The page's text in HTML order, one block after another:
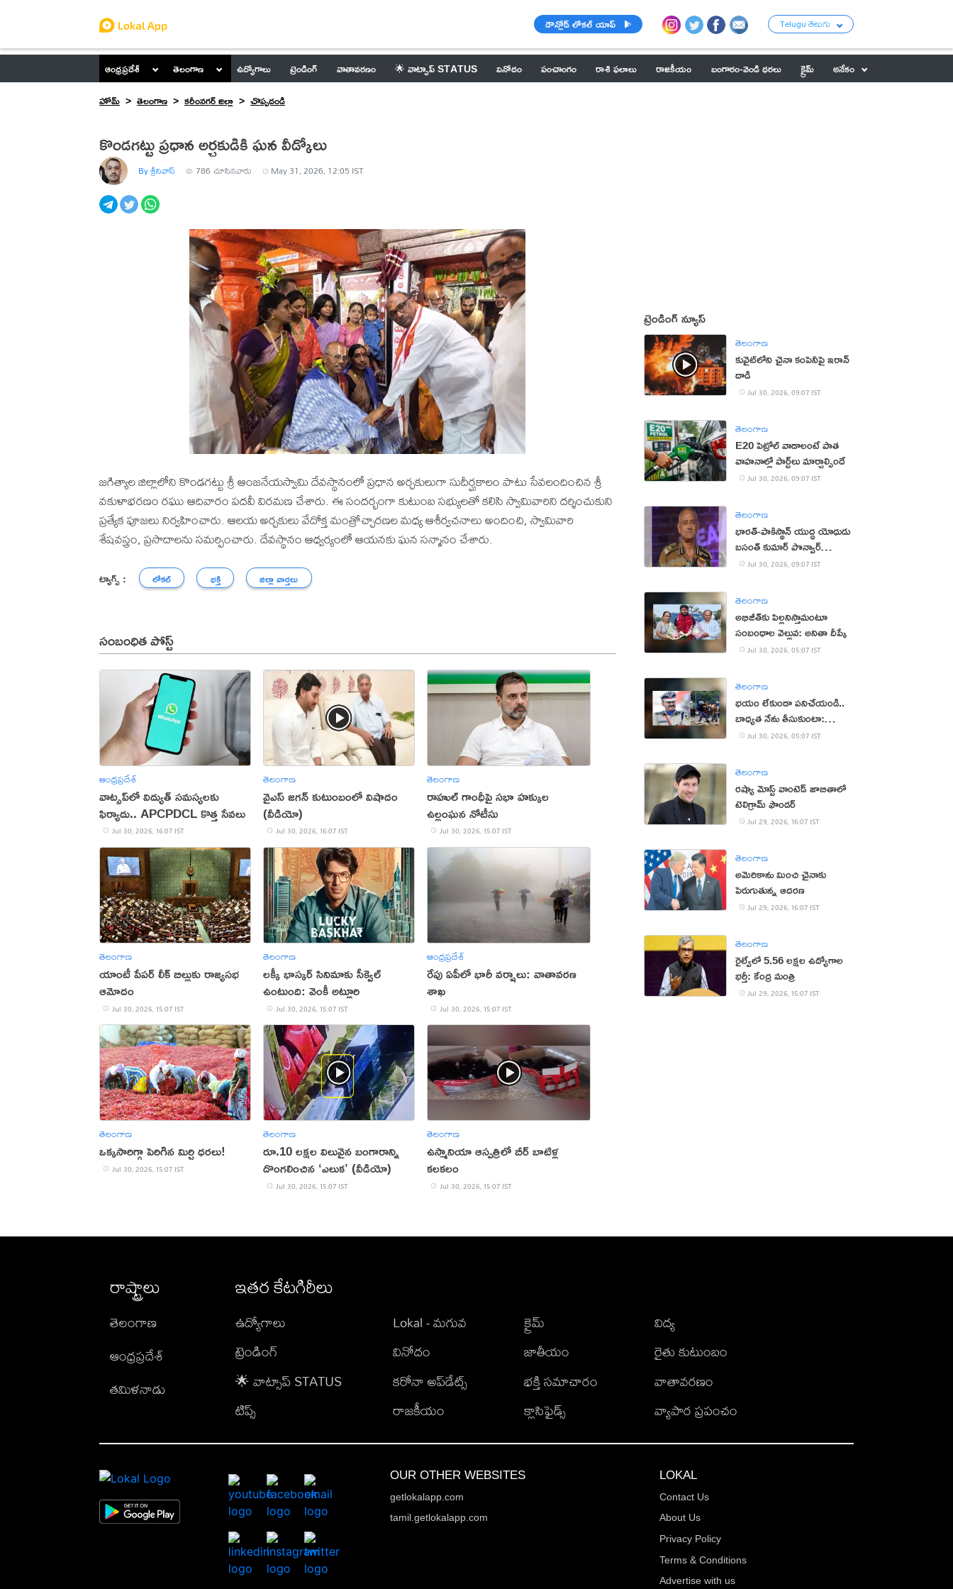
డౌన్లోడ్ లోకల్ యాప్ Telugu తెలుగు
ఆంధ్రప్రదేశ్ తెలంగాణ ఉద్యోగాలు ట్రెండింగ్ వాతావరణం 🌟 వాట్సాప్ STATUS వినోదం పంచాంగం రాశి ఫలాలు రాజకీయం బంగారం-వెండి ధరలు క్రైమ్
అనేకం
హోమ్
తెలంగాణ కరీంనగర్ జిల్లా చొప్పదండి
కొండగట్టు ప్రధాన అర్చకుడికి ఘన వీడ్కోలు
By శ్రీనివాస్ 786 చూసినవారు May 31, 2026, 12:05 IST
జగిత్యాల జిల్లాలోని కొండగట్టు శ్రీ ఆంజనేయస్వామి దేవస్థానంలో ప్రధాన అర్చకులుగా సుదీర్ఘకాలం పాటు సేవలందించిన శ్రీ
వకుళాభరణం రఘు ఆదివారం పదవీ విరమణ చేశారు. ఈ సందర్భంగా కుటుంబ సభ్యులతో కలిసి స్వామివారిని దర్శించుకుని
ప్రత్యేక పూజలు నిర్వహించారు. ఆలయ అర్చకులు వేదోక్త మంత్రోచ్చారణల మధ్య ఆశీర్వచనాలు అందించి, స్వామివారి
శేషవస్త్రం, ప్రసాదాలను సమర్పించారు. దేవస్థానం ఆధ్వర్యంలో ఆయనకు ఘన సన్మానం చేశారు.
ట్యాగ్స్ : లోకల్ భక్తి జిల్లా వార్తలు
సంబంధిత పోస్ట్
ఆంధ్రప్రదేశ్
వాట్సప్‌లో విద్యుత్ సమస్యలకు
ఫిర్యాదు.. APCPDCL కొత్త సేవలు
Jul 30, 2026, 16:07 IST
తెలంగాణ
వైఎస్ జగన్ కుటుంబంలో విషాదం
(వీడియో)
Jul 30, 2026, 16:07 IST
తెలంగాణ
రాహుల్ గాంధీపై సభా హక్కుల
ఉల్లంఘన నోటీసు
Jul 30, 2026, 15:07 IST
తెలంగాణ
యాంటీ పేపర్ లీక్ బిల్లుకు రాజ్యసభ
ఆమోదం
Jul 30, 2026, 15:07 IST
తెలంగాణ
లక్కీ భాస్కర్ సినిమాకు సీక్వెల్
ఉంటుంది: వెంకీ అట్లూరి
Jul 30, 2026, 15:07 IST
ఆంధ్రప్రదేశ్
రేపు ఏపీలో భారీ వర్షాలు: వాతావరణ
శాఖ
Jul 30, 2026, 15:07 IST
తెలంగాణ
ఒక్కసారిగ్గా పెరిగిన మిర్చి ధరలు!
Jul 30, 2026, 15:07 IST
తెలంగాణ
రూ.10 లక్షల విలువైన బంగారాన్ని
దొంగలించిన ‘ఎలుక’ (వీడియో)
Jul 30, 2026, 15:07 IST
తెలంగాణ
ఉస్మానియా ఆస్పత్రిలో బీర్ బాటిళ్ల
కలకలం
Jul 30, 2026, 15:07 IST
ట్రెండింగ్ న్యూస్
తెలంగాణ
కువైట్‌లోని చైనా కంపెనీపై ఇరాన్
దాడి
Jul 30, 2026, 09:07 IST
తెలంగాణ
E20 పెట్రోల్ వాడాలంటే పాత
వాహనాల్లో పార్ట్‌లు మార్చాల్సిందే
Jul 30, 2026, 09:07 IST
తెలంగాణ
భార‌త్‌-పాకిస్థాన్ యుద్ధ యోధుడు
బ‌సంత్ కుమార్ పొన్వార్‌
క‌న్నుమూత‌
Jul 30, 2026, 09:07 IST
తెలంగాణ
అభిజీత్‌కు పిల్ల‌నిస్తామంటూ
సంబంధాల వెల్లువ: అనితా దీప్కే
Jul 30, 2026, 05:07 IST
తెలంగాణ
భ‌యం లేకుండా ప‌నిచేయండి..
బాధ్య‌త నేను తీసుకుంటా:
సీఆర్పీఎఫ్ చీఫ్
Jul 30, 2026, 05:07 IST
తెలంగాణ
రష్యా మోస్ట్ వాంటెడ్ జాబితాలో
టెలిగ్రామ్ ఫౌండర్
Jul 29, 2026, 16:07 IST
తెలంగాణ
అమెరికాను మించి చైనాకు
పెరుగుతున్న ఆదరణ
Jul 29, 2026, 16:07 IST
తెలంగాణ
రైల్వేలో 5.56 లక్షల ఉద్యోగాల
భర్తీ: కేంద్ర మంత్రి
Jul 29, 2026, 15:07 IST
రాష్ట్రాలు
తెలంగాణ
ఆంధ్రప్రదేశ్
తమిళనాడు
ఇతర కేటగిరీలు
ఉద్యోగాలు
ట్రెండింగ్
🌟 వాట్సాప్ STATUS
టిప్స్
Lokal - మగువ
వినోదం
కరోనా అప్‌డేట్స్
రాజకీయం
క్రైమ్
జాతీయం
భక్తి సమాచారం
క్లాసిఫైడ్స్
విద్య
రైతు కుటుంబం
వాతావరణం
వ్యాపార ప్రపంచం
OUR OTHER WEBSITES
getlokalapp.com
tamil.getlokalapp.com
LOKAL
Contact Us
About Us
Privacy Policy
Terms & Conditions
Advertise with us